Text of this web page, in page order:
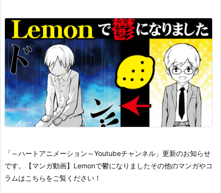
「～ハートアニメーション～Youtubeチャンネル」更新のお知らせ
です。
【マンガ動画】Lemonで鬱になりましたその他のマンガやコ
ラムはこちらをご覧ください！